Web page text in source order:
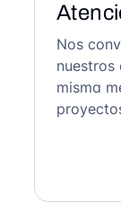
Nos
nuestros
misma